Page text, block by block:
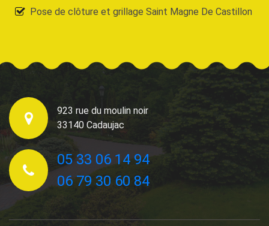
Pose de clôture et grillage Saint Magne De Castillon
923 rue du moulin noir
33140 Cadaujac
05 33 06 14 94
06 79 30 60 84